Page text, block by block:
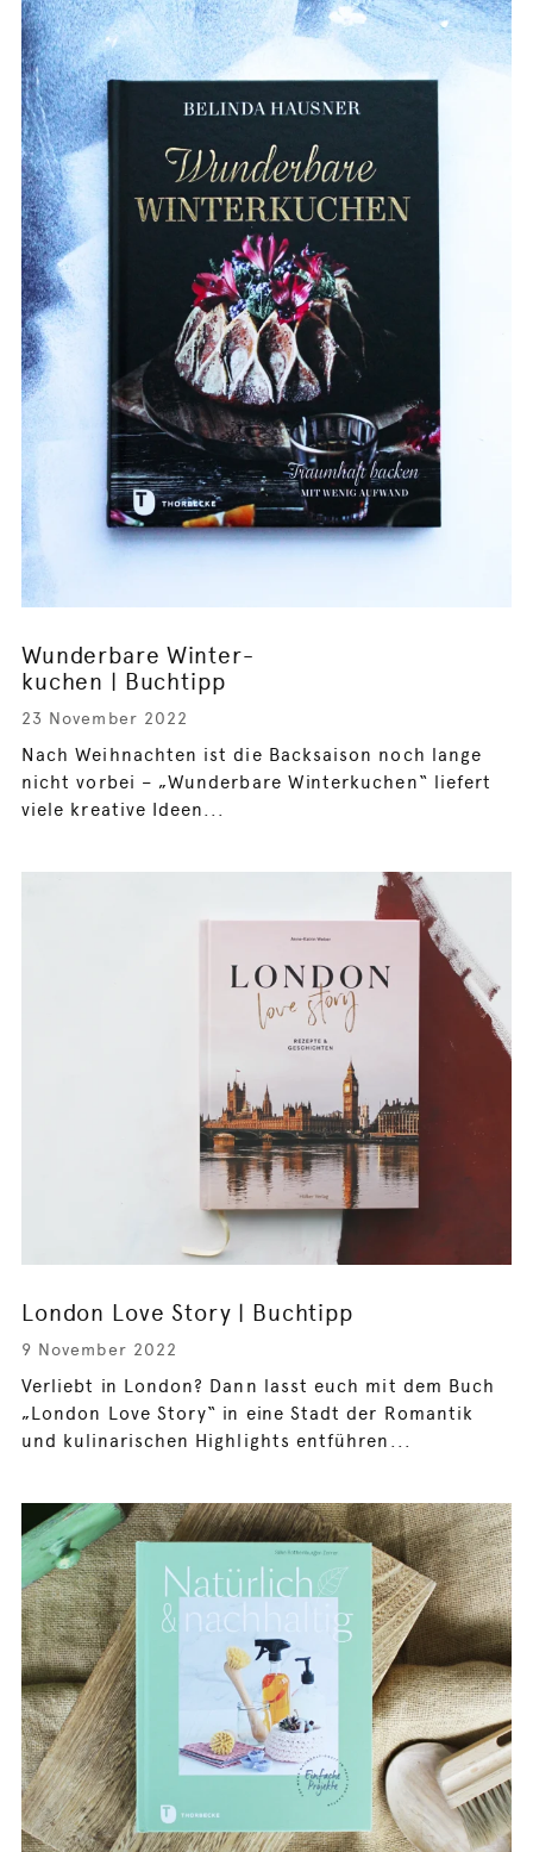
Wunderbare Winter-
kuchen | Buchtipp
23 November 2022
Nach Weihnachten ist die Backsaison noch lange
nicht vorbei – „Wunderbare Winterkuchen“ liefert
viele kreative Ideen...
London Love Story | Buchtipp
9 November 2022
Verliebt in London? Dann lasst euch mit dem Buch
„London Love Story“ in eine Stadt der Romantik
und kulinarischen Highlights entführen...